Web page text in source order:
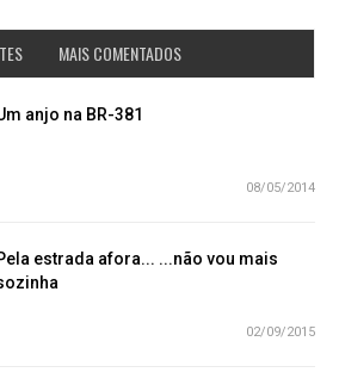
MAIS COMENTADOS
anjo na BR-381
08/05/2014
estrada afora... ...não vou mais
02/09/2015